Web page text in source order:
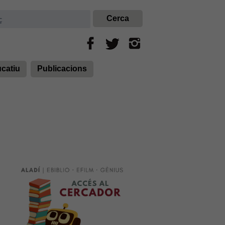
Publicacions